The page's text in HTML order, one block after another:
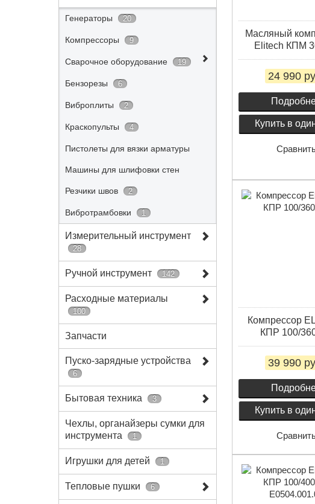
Генераторы 20
Компрессоры 9
Сварочное оборудование 19
Бензорезы 6
Виброплиты 2
Краскопульты 4
Пистолеты для вязки арматуры
Машины для шлифовки стен
Резчики швов 2
Вибротрамбовки 1
Измерительный инструмент
28
Ручной инструмент 142
Расходные материалы
100
Запчасти
Пуско-зарядные устройства
6
Бытовая техника 3
Чехлы, органайзеры сумки для
инструмента
1
Игрушки для детей 1
Тепловые пушки 6
Масляный
Elitech КПМ
24 990
Купить в
Компрессор
КПР 100/
39 990
Купить в